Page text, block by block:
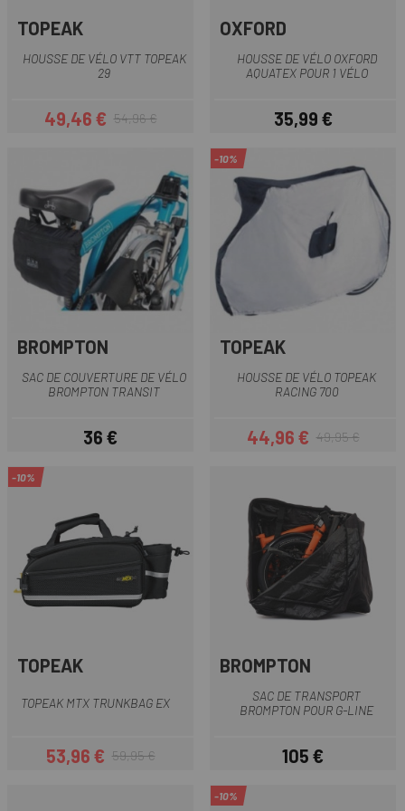
TOPEAK
HOUSSE DE VÉLO VTT TOPEAK
29
Prix
49,46 €Prix habituel
54,96 €
OXFORD
HOUSSE DE VÉLO OXFORD
AQUATEX POUR 1 VÉLO
Prix
35,99 €
BROMPTON
SAC DE COUVERTURE DE VÉLO
BROMPTON TRANSIT
Prix
36 €
-10%
TOPEAK
HOUSSE DE VÉLO TOPEAK
RACING 700
Prix
44,96 €Prix habituel
49,95 €
-10%
TOPEAK
TOPEAK MTX TRUNKBAG EX
Prix
53,96 €Prix habituel
59,95 €
BROMPTON
SAC DE TRANSPORT
BROMPTON POUR G-LINE
Prix
105 €
-10%